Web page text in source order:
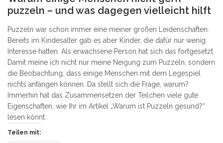
puzzeln – und was dagegen vielleicht hilft
Puzzeln war schon immer eine meiner großen Leidenschaften.
Bereits im Kindesalter gab es aber Kinder, die dafür nur wenig
Interesse hatten. Als erwachsene Person hat sich das fortgesetzt.
Damit meine ich nicht nur meine Neigung zum Puzzeln, sondern
die Beobachtung, dass einige Menschen mit dem Legespiel
nichts anfangen können. Da stellt sich die Frage, warum?
Immerhin hat das Zusammensetzen der Teilchen viele gute
Eigenschaften, wie Ihr im Artikel „Warum ist Puzzeln gesund?“
lesen könnt.
Teilen mit: